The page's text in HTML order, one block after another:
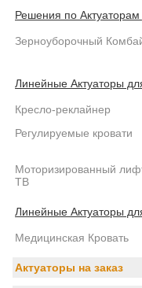
Решения по Актуаторам
Зерноуборочный
Линейные Актуаторы
Кресло-реклайнер
Регулируемые кровати
Моторизированный
ТВ
Линейные Актуаторы
Медицинская Кровать
Актуаторы на заказ